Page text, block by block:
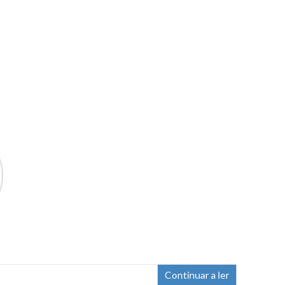
Continuar a ler